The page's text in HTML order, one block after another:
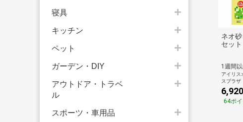
寝具
キッチン
ペット
ガーデン・DIY
アウトドア・トラベ
ル
スポーツ・車用品
ネオ
セット
1週間
アイリ
スプラザ
6,920
64ポイ